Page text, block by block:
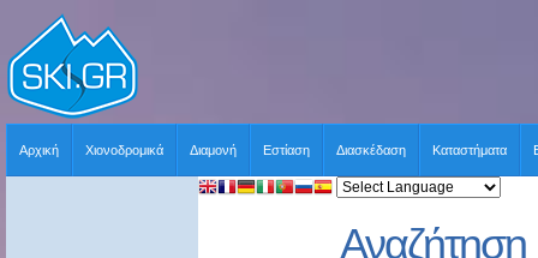
Αρχική Χιονοδρομικά Διαμονή Εστίαση Διασκέδαση Καταστήματα
Αναζήτηση